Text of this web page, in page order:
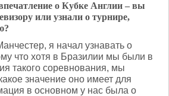
о Кубке Англии – вы
или узнали о турнире,
я начал узнавать о
что хотя в Бразилии мы были в
такого соревнования, мы
значение оно имеет для
в основном у нас была о